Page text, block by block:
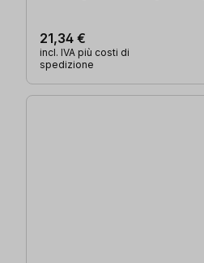
21,34 €
incl. IVA più costi di
spedizione